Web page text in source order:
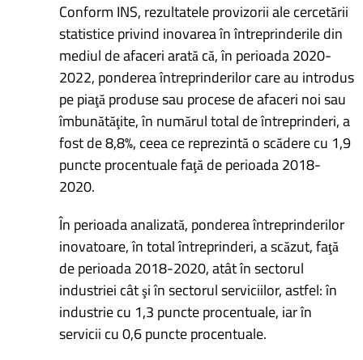
Conform INS, rezultatele provizorii ale cercetării
statistice privind inovarea în întreprinderile din
mediul de afaceri arată că, în perioada 2020-
2022, ponderea întreprinderilor care au introdus
pe piaţă produse sau procese de afaceri noi sau
îmbunătăţite, în numărul total de întreprinderi, a
fost de 8,8%, ceea ce reprezintă o scădere cu 1,9
puncte procentuale faţă de perioada 2018-
2020.
În perioada analizată, ponderea întreprinderilor
inovatoare, în total întreprinderi, a scăzut, faţă
de perioada 2018-2020, atât în sectorul
industriei cât şi în sectorul serviciilor, astfel: în
industrie cu 1,3 puncte procentuale, iar în
servicii cu 0,6 puncte procentuale.